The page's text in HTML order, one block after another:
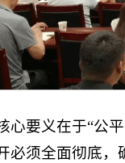
心要义在于“公
必须全面彻底